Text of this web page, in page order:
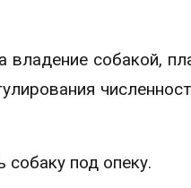
собакой,
собаку под опеку.